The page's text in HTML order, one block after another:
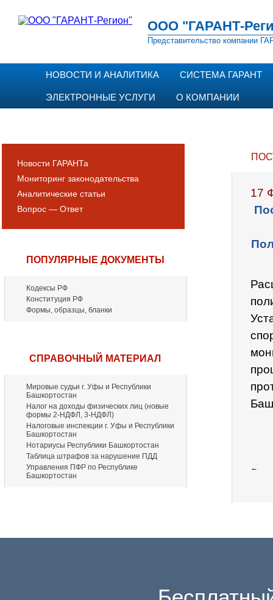
ООО "ГАРАНТ-
Представительство компании
НОВОСТИ И АНАЛИТИКА СИСТЕМА ГАРАНТ
ЭЛЕКТРОННЫЕ УСЛУГИ О КОМПАНИИ
Новости ГАРАНТа
Мониторинг законодательства
Аналитические статьи
Вопрос — Ответ
ПОПУЛЯРНЫЕ ДОКУМЕНТЫ
Кодексы РФ
Конституция РФ
Формы, образцы, бланки
СПРАВОЧНЫЙ МАТЕРИАЛ
Мировые судьи г. Уфы и Республики
Башкортостан
Налог на доходы физических лиц (новые
формы 2-НДФЛ, 3-НДФЛ)
Налоговые инспекции г. Уфы и Республики
Башкортостан
Нотариусы Республики Башкортостан
Таблица штрафов за нарушение ПДД
Управления ПФР по Республике
Башкортостан
17
←